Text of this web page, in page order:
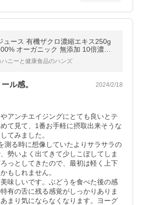
ュース 有機ザクロ濃縮エキス250g
オーガニック 無添加 10倍濃縮
有機JAS認証 ざくろ ザクロ ザクロ
ハニーと健康食品のハンズ
ル感。 2024/2/18
アンチエイジングにとても良いとテ
て見て、1番お手軽に摂取出来そうな
てみました。
測る時に想像していたよりサラサラの
勢いよく出てきて少しこぼしてしま
っとしてきたので、最初は軽く上下
もしれません。
味しいです。ぶどうを食べた後の感
有の舌に残る感覚がしっかりありま
まり気にならなくなります。ヨーグ